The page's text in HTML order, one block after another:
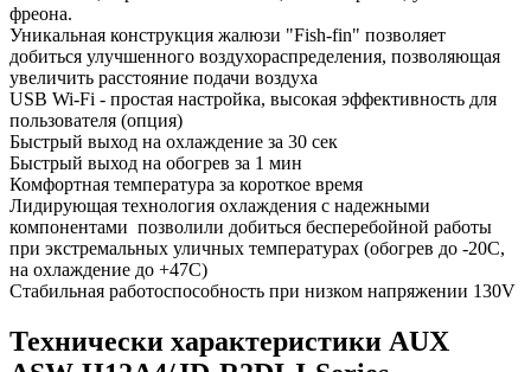
фреона.
Уникальная конструкция жалюзи "Fish-fin" позволяет
добиться улучшенного воздухораспределения, позволяющая
увеличить расстояние подачи воздуха
USB Wi-Fi - простая настройка, высокая эффективность для
пользователя (опция)
Быстрый выход на охлаждение за 30 сек
Быстрый выход на обогрев за 1 мин
Комфортная температура за короткое время
Лидирующая технология охлаждения с надежными
компонентами позволили добиться бесперебойной работы
при экстремальных уличных температурах (обогрев до -20С,
на охлаждение до +47С)
Стабильная работоспособность при низком напряжении 130V
Технически характеристики AUX